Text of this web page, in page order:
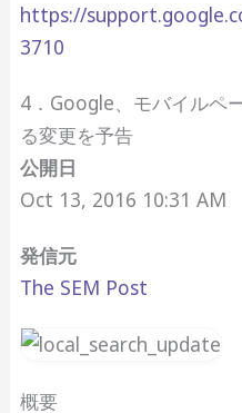
https://
3710
4．Google、モバイルペ
る変更を予告
公開日
Oct 13, 2016 10:31 AM
発信元
The SEM Post
概要